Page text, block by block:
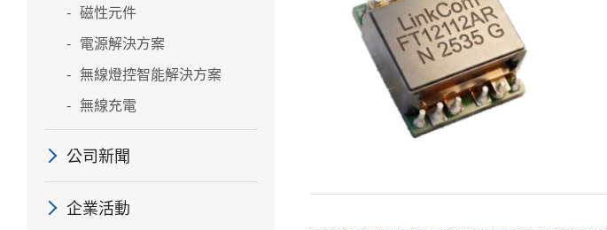
磁性元件
電源解決方案
無線燈控智能解決方案
無線充電
公司新聞
企業活動